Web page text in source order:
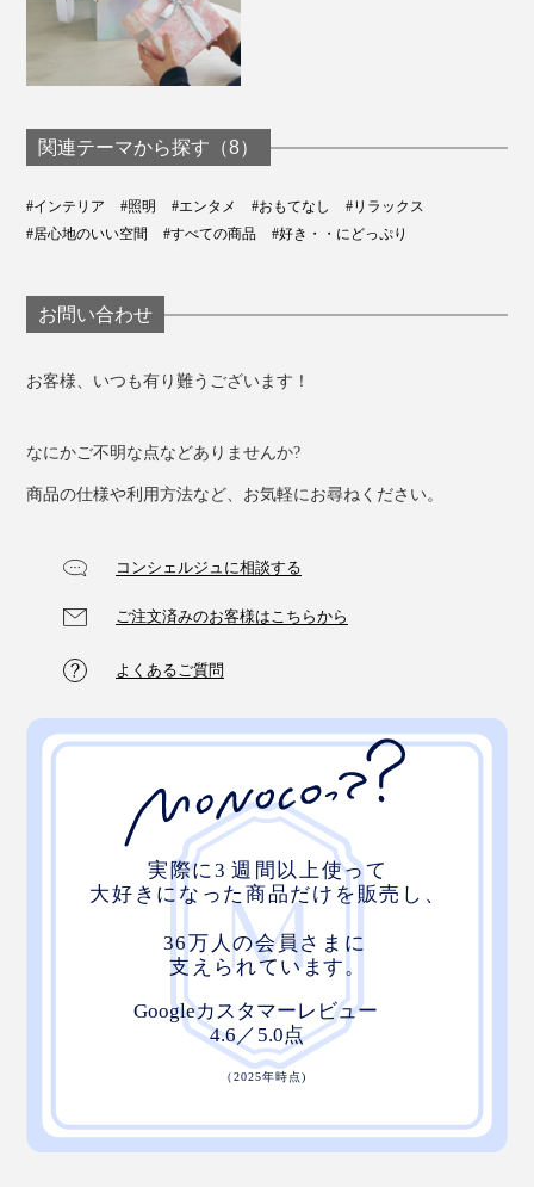
関連テーマから探す（8）
#インテリア #照明 #エンタメ #おもてなし
#リラックス
#居心地のいい空間
#すべての商品 #好き・・にどっぷり
お問い合わせ
お客様、いつも有り難うございます！
なにかご不明な点などありませんか?
商品の仕様や利用方法など、お気軽にお尋ねください。
コンシェルジュに相談する
ご注文済みのお客様はこちらから
よくあるご質問